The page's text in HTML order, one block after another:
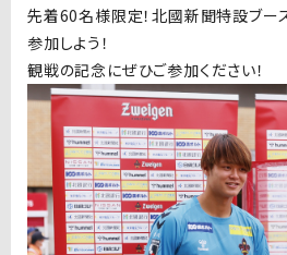
先着60名様限定！北國新聞特設ブー
参加しよう！
観戦の記念にぜひご参加ください！